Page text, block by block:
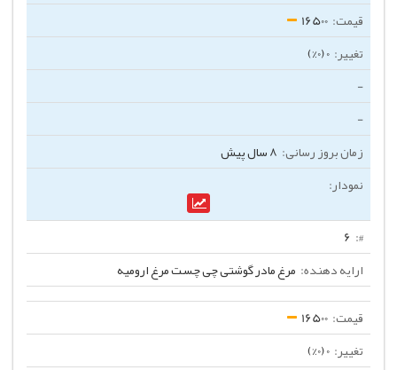
16500
0 (0%)
-
-
8 سال پیش
6
مرغ مادر گوشتی چی چست مرغ ارومیه
16500
0 (0%)